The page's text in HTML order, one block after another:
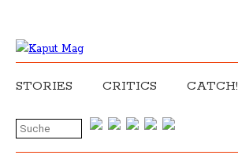
STORIES CRITICS CATCH!